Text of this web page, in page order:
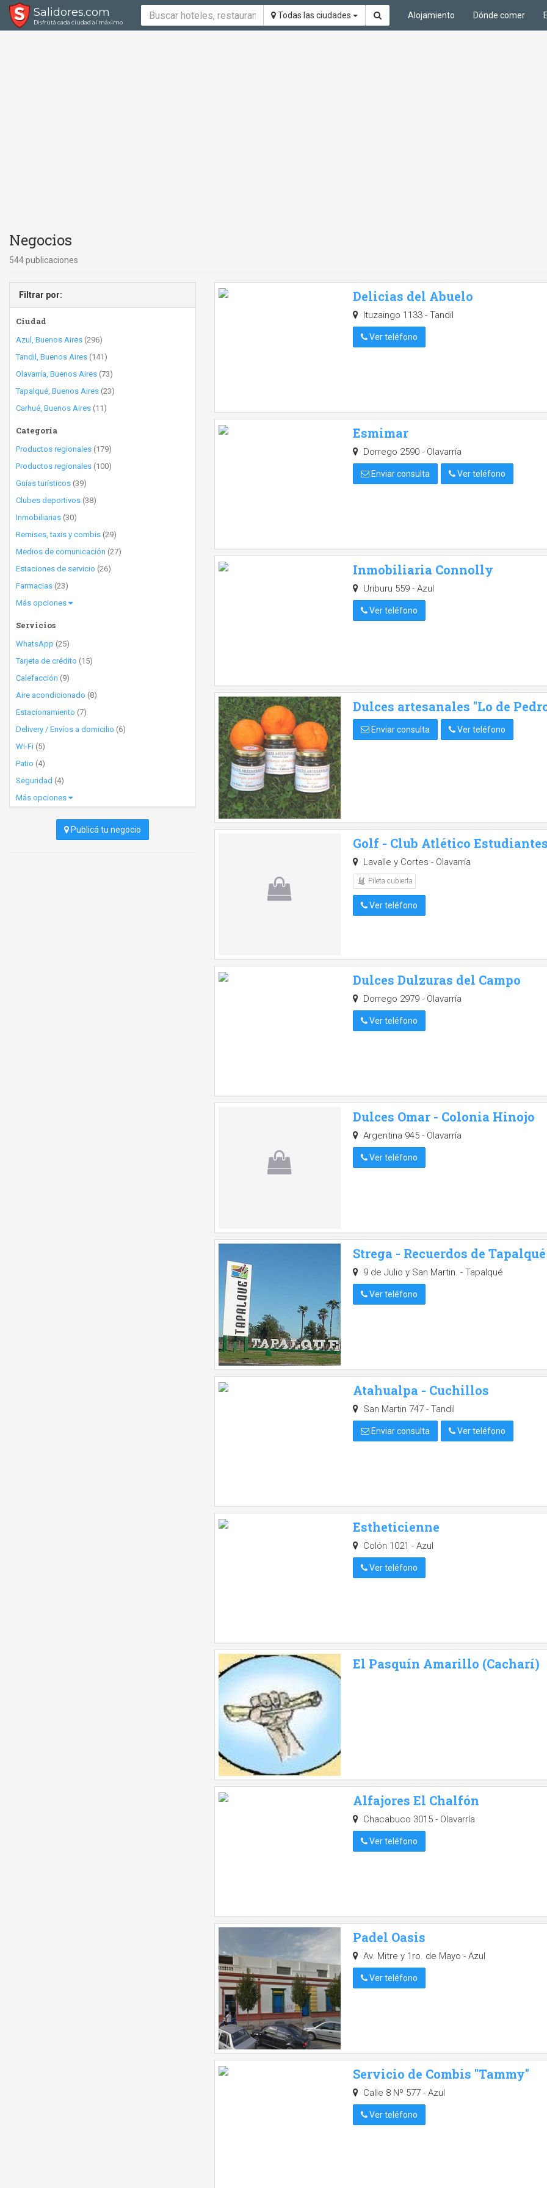
Salidores.com
Disfrutá cada ciudad al máximo
Todas las ciudades Alojamiento Dónde comer
Negocios
544 publicaciones
Filtrar por:
Ciudad
Azul, Buenos Aires (296)
Tandil, Buenos Aires (141)
Olavarría, Buenos Aires (73)
Tapalqué, Buenos Aires (23)
Carhué, Buenos Aires (11)
Categoría
Productos regionales (179)
Productos regionales (100)
Guías turísticos (39)
Clubes deportivos (38)
Inmobiliarias (30)
Remises, taxis y combis (29)
Medios de comunicación (27)
Estaciones de servicio (26)
Farmacias (23)
Más opciones
Servicios
WhatsApp (25)
Tarjeta de crédito (15)
Calefacción (9)
Aire acondicionado (8)
Estacionamiento (7)
Delivery / Envíos a domicilio (6)
Wi-Fi (5)
Patio (4)
Seguridad (4)
Más opciones
Publicá tu negocio
Delicias del Abuelo
Ituzaingo 1133 - Tandil
Ver teléfono
Esmimar
Dorrego 2590 - Olavarría
Enviar consulta Ver teléfono
Inmobiliaria Connolly
Uriburu 559 - Azul
Ver teléfono
Dulces artesanales "Lo de
Enviar consulta Ver teléfono
Golf - Club Atlético
Lavalle y Cortes - Olavarría
Pileta cubierta
Ver teléfono
Dulces Dulzuras del Campo
Dorrego 2979 - Olavarría
Ver teléfono
Dulces Omar - Colonia Hinojo
Argentina 945 - Olavarría
Ver teléfono
Strega - Recuerdos de Tapalqué
9 de Julio y San Martin. - Tapalqué
Ver teléfono
Atahualpa - Cuchillos
San Martin 747 - Tandil
Enviar consulta Ver teléfono
Estheticienne
Colón 1021 - Azul
Ver teléfono
El Pasquín Amarillo (Cacharí)
Alfajores El Chalfón
Chacabuco 3015 - Olavarría
Ver teléfono
Padel Oasis
Av. Mitre y 1ro. de Mayo - Azul
Ver teléfono
Servicio de Combis "Tammy"
Calle 8 Nº 577 - Azul
Ver teléfono